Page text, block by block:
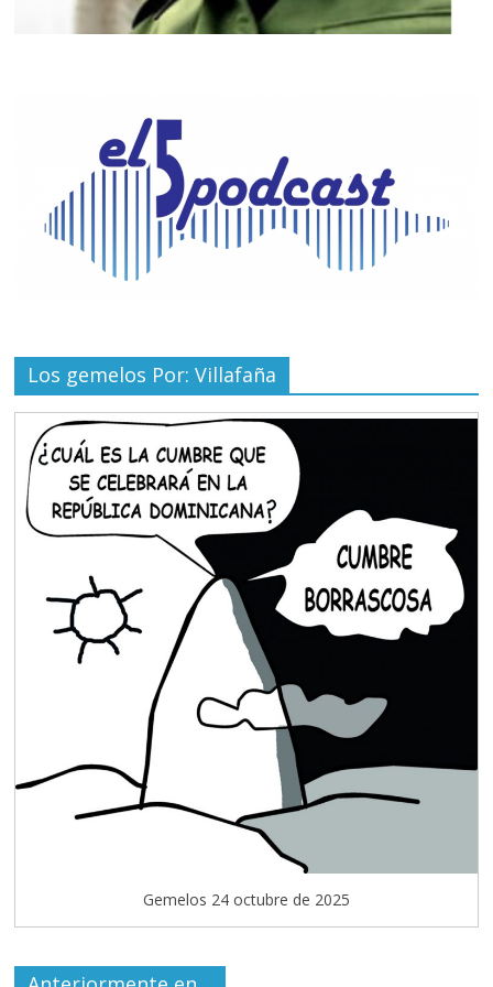
Los gemelos Por: Villafaña
Gemelos 24 octubre de 2025